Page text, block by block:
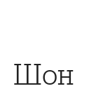
Шон